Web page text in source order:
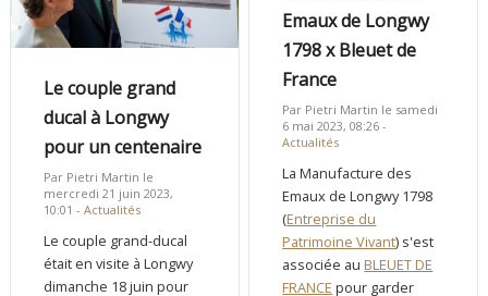
Le couple grand
ducal à Longwy
pour un centenaire
Par Pietri Martin le
mercredi 21 juin 2023,
10:01 -Actualités
Le couple grand-ducal
était en visite à Longwy
dimanche 18 juin pour
Emaux de Longwy
1798 x Bleuet de
France
Par Pietri Martin le samedi
6 mai 2023, 08:26 -
Actualités
La Manufacture des
Emaux de Longwy 1798
(Entreprise du
Patrimoine Vivant) s'est
associée au BLEUET DE
FRANCE pour garder